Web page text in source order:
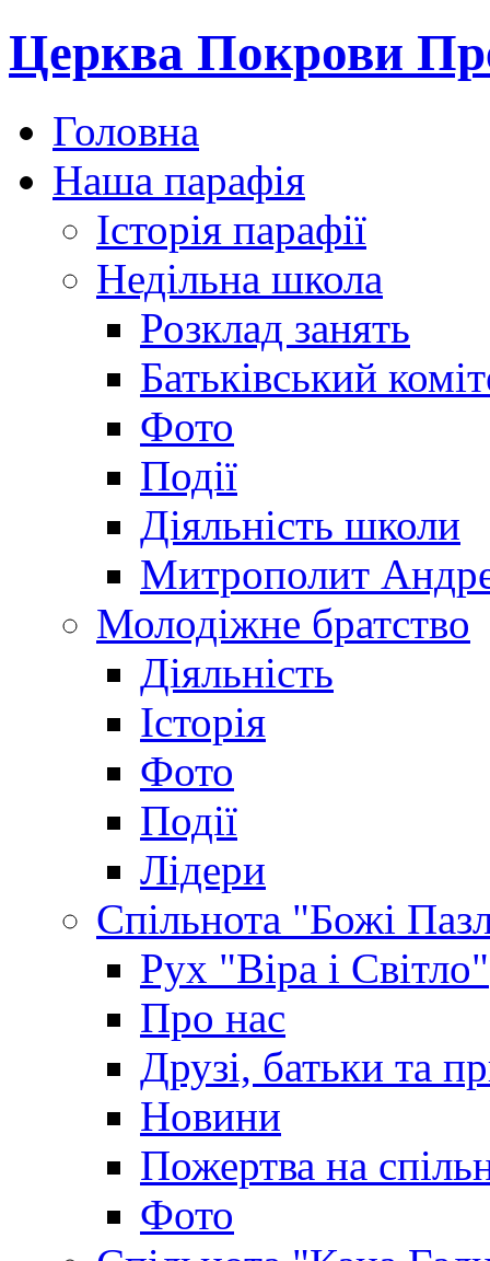
Церква Покрови
Головна
Наша парафія
Історія парафії
Недільна школа
Розклад занять
Батьківський
Фото
Події
Діяльність школи
Митрополит
Молодіжне братство
Діяльність
Історія
Фото
Події
Лідери
Спільнота "Божі
Рух "Віра і Світло"
Про нас
Друзі, батьки та
Новини
Пожертва на
Фото